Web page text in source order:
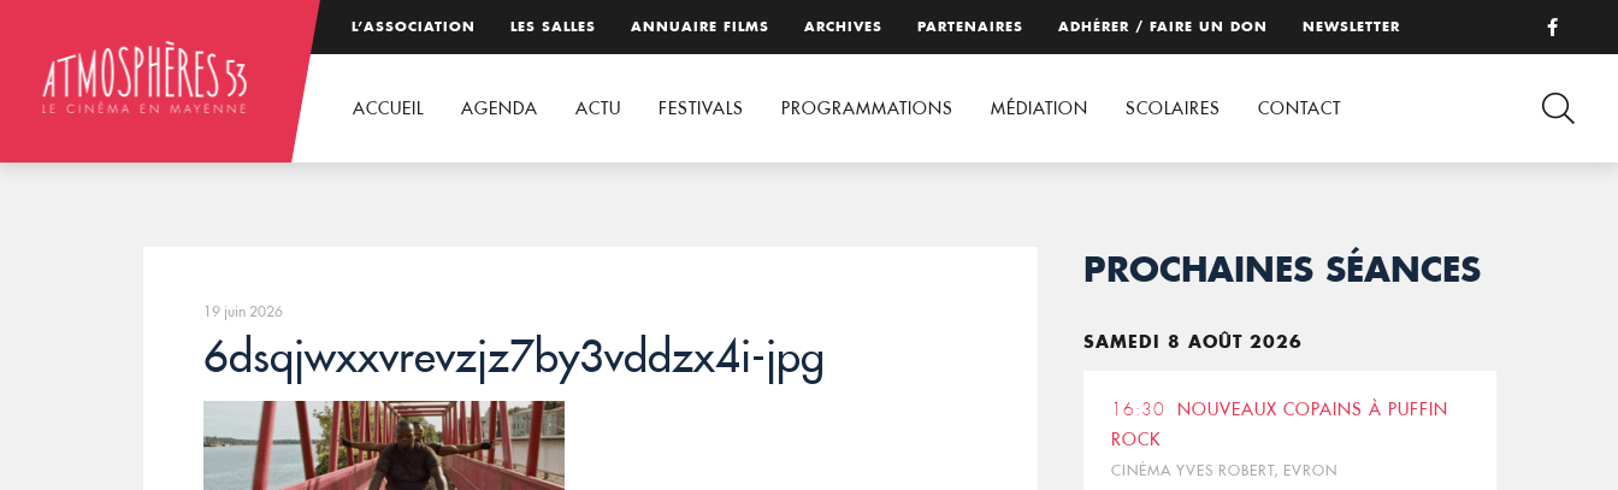
L’ASSOCIATION LES SALLES ANNUAIRE FILMS ARCHIVES PARTENAIRES ADHÉRER / FAIRE UN DON NEWSLETTER
ACCUEIL AGENDA ACTU FESTIVALS PROGRAMMATIONS MÉDIATION SCOLAIRES CONTACT
19 juin 2026
6dsqjwxxvrevzjz7by3vddzx4i-jpg
PROCHAINES SÉANCES
SAMEDI 8 AOÛT 2026
16:30
NOUVEAUX COPAINS À PUFFIN
ROCK
CINÉMA YVES ROBERT, EVRON